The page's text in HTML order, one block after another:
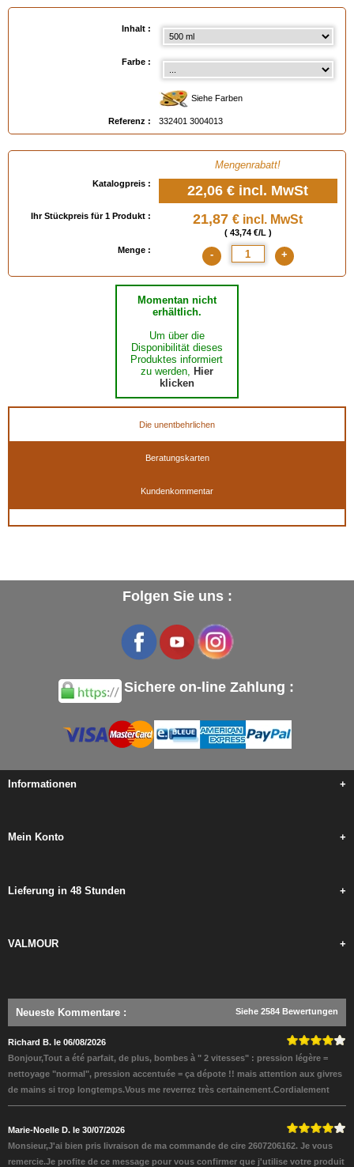
Inhalt :
Farbe :
Siehe Farben
Referenz : 332401 3004013
Mengenrabatt!
Katalogpreis : 22,06 € incl. MwSt
Ihr Stückpreis für 1 Produkt : 21,87 € incl. MwSt
( 43,74 €/L )
Menge :
- +
Momentan nicht
erhältlich.
Um über die
Disponibilität dieses
Produktes informiert
zu werden, Hier
klicken
Die unentbehrlichen
Beratungskarten
Kundenkommentar
Folgen Sie uns :
Sichere on-line Zahlung :
Informationen +
Mein Konto +
Lieferung in 48 Stunden +
VALMOUR +
Neueste Kommentare : Siehe 2584 Bewertungen
Richard B. le 06/08/2026
Bonjour,Tout a été parfait, de plus, bombes à " 2 vitesses" : pression légère =
nettoyage "normal", pression accentuée = ça dépote !! mais attention aux givres
de mains si trop longtemps.Vous me reverrez très certainement.Cordialement
Marie-Noelle D. le 30/07/2026
Monsieur,J'ai bien pris livraison de ma commande de cire 2607206162. Je vous
remercie.Je profite de ce message pour vous confirmer que j'utilise votre produit